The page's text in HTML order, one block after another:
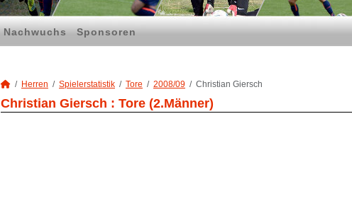
Nachwuchs Sponsoren
Herren Spielerstatistik Tore 2008/09 Christian Giersch
Christian Giersch : Tore (2.Männer)